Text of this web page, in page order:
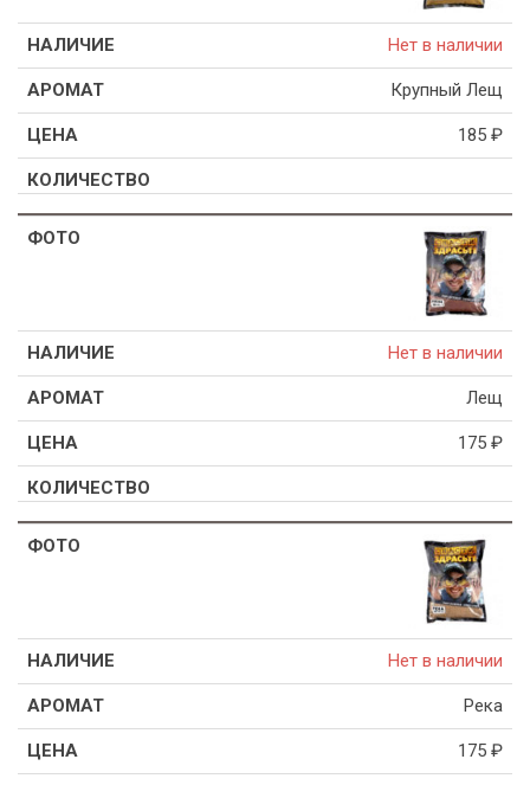
Нет в наличии
Крупный Лещ
185 ₽
Нет в наличии
Лещ
175 ₽
Нет в наличии
Река
175 ₽